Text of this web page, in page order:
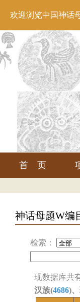
欢迎浏览中国神话
首 页
神话母题W编
检索：
现数据库共
汉族(4686)